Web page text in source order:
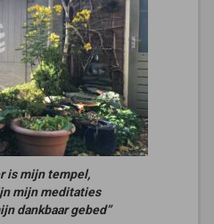
is mijn tempel,
mijn meditaties
dankbaar gebed”